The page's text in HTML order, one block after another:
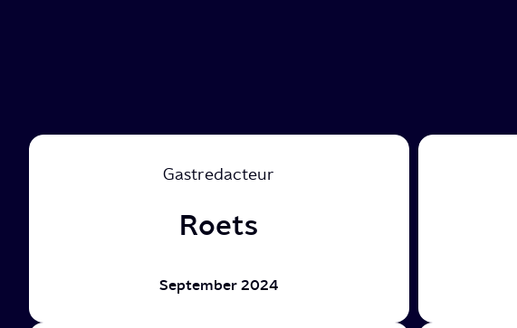
Gastredacteur
Roets
September 2024